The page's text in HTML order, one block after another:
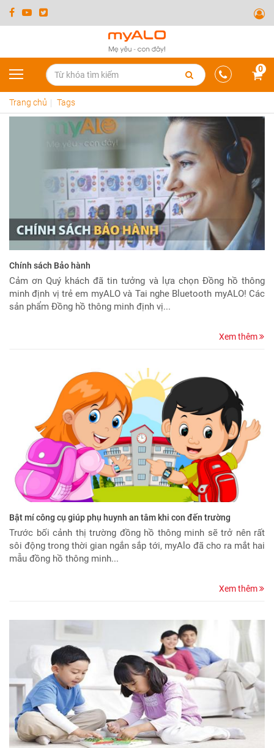
0
Trang chủ Tags
Chính sách Bảo hành
Cảm ơn Quý khách đã tin tưởng và lựa chọn Đồng hồ thông
minh định vị trẻ em myALO và Tai nghe Bluetooth myALO! Các
sản phẩm Đồng hồ thông minh định vị...
Xem thêm
Bật mí công cụ giúp phụ huynh an tâm khi con đến trường
Trước bối cảnh thị trường đồng hồ thông minh sẽ trở nên rất
sôi động trong thời gian ngắn sắp tới, myAlo đã cho ra mắt hai
mẫu đồng hồ thông minh...
Xem thêm